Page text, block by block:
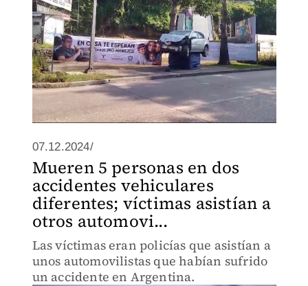
07.12.2024/
Mueren 5 personas en dos
accidentes vehiculares
diferentes; víctimas asistían a
otros automovi...
Las víctimas eran policías que asistían a
unos automovilistas que habían sufrido
un accidente en Argentina.